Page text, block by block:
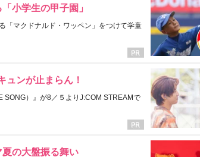
小学生の甲子園」
「マクドナルド・ワッペン」をつけて学童
ュンが止まらん！
SONG）』が8／５よりJ:COM STREAMで
の大盤振る舞い